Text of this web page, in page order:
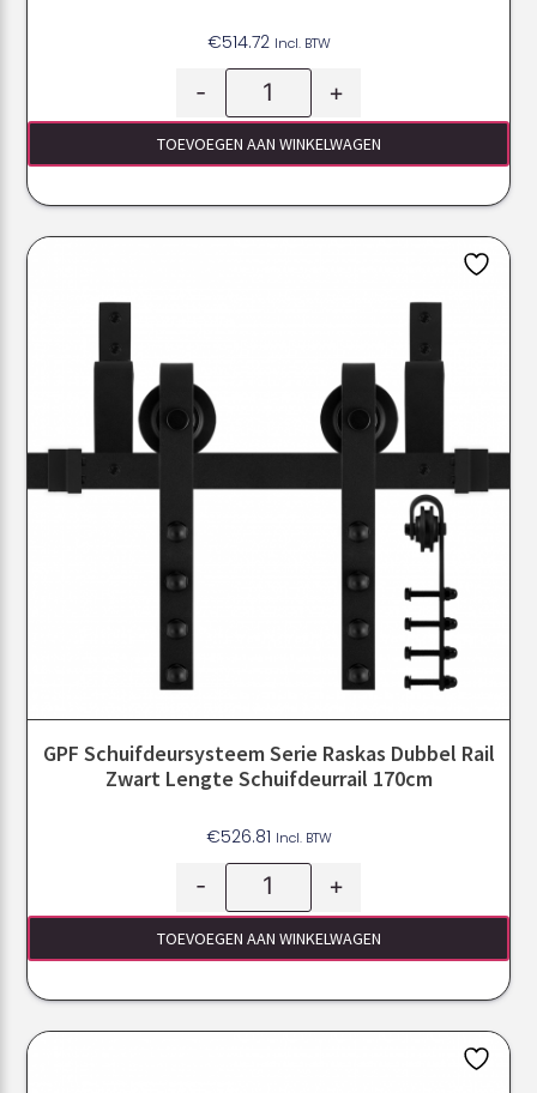
€514.72 Incl. BTW
- +
TOEVOEGEN AAN WINKELWAGEN
GPF Schuifdeursysteem Serie Raskas Dubbel Rail
Zwart Lengte Schuifdeurrail 170cm
€526.81 Incl. BTW
- +
TOEVOEGEN AAN WINKELWAGEN